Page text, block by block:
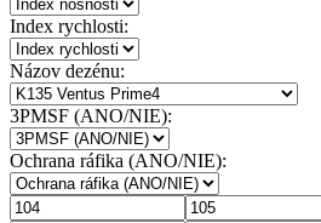
Index rychlosti:
Názov dezénu:
3PMSF (ANO/NIE):
Ochrana ráfika (ANO/NIE):